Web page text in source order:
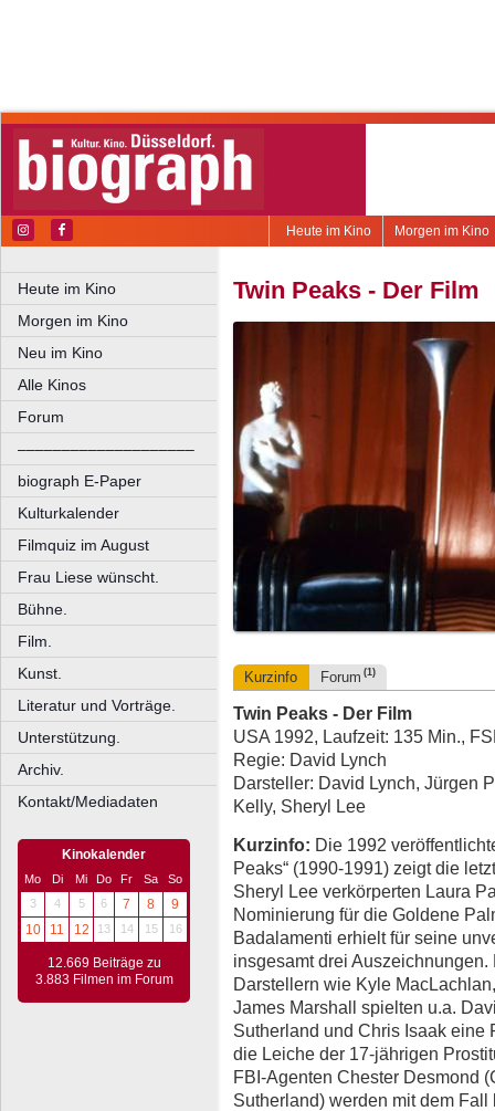
Morgen im Kino
Heute im Kino
Heute im Kino
Morgen im Kino
Neu im Kino
Alle Kinos
Forum
––––––––––––––––––––
biograph E-Paper
Kulturkalender
Filmquiz im August
Frau Liese wünscht.
Bühne.
Film.
Kunst.
Literatur und Vorträge.
Unterstützung.
Archiv.
Kontakt/Mediadaten
Kinokalender
Mo Di Mi Do Fr Sa
So
3
4 5 6 7 8
9
10
11 12 13 14 15 16
12.669 Beiträge zu
3.883 Filmen im Forum
Twin Peaks - Der Film
Kurzinfo Forum (1)
Twin Peaks - Der Film
USA 1992, Laufzeit: 135 Min.,
Regie: David Lynch
Darsteller: David Lynch, Jürgen
Kelly, Sheryl Lee
Kurzinfo: Die 1992
Peaks“ (1990-1991) zeigt die
Sheryl Lee verkörperten Laura
Nominierung für die Goldene
Badalamenti erhielt für seine
insgesamt drei
Darstellern wie Kyle
James Marshall spielten u.a.
Sutherland und Chris Isaak eine
die Leiche der 17-jährigen
FBI-Agenten Chester Desmond
Sutherland) werden mit dem